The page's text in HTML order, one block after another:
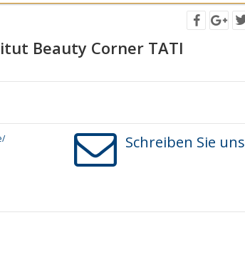
Beauty Corner TATI
Schreiben Sie uns